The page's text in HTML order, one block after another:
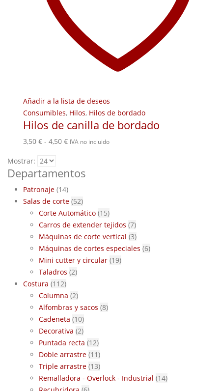
Añadir a la lista de deseos
Consumibles, Hilos, Hilos de bordado
Hilos de canilla de bordado
3,50 € - 4,50 €Rango
desde
3,50 €
hasta
4,50 €
IVA no incluido
Mostrar:
Departamentos
Patronaje (14)
Salas de corte (52)
Corte Automático (15)
Carros de extender tejidos (7)
Máquinas de corte vertical (3)
Máquinas de cortes especiales (6)
Mini cutter y circular (19)
Taladros (2)
Costura (112)
Columna (2)
Alfombras y sacos (8)
Cadeneta (10)
Decorativa (2)
Puntada recta (12)
Doble arrastre (11)
Triple arrastre (13)
Remalladora - Overlock - Industrial (14)